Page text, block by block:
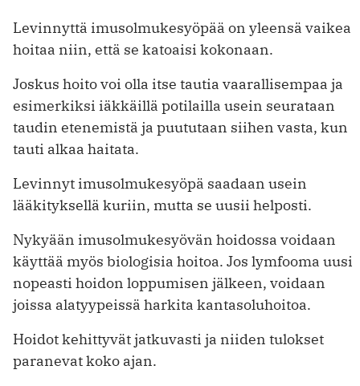
Levinnyttä imusolmukesyöpää on yleensä vaikea
hoitaa niin, että se katoaisi kokonaan.
Joskus hoito voi olla itse tautia vaarallisempaa ja
esimerkiksi iäkkäillä potilailla usein seurataan
taudin etenemistä ja puututaan siihen vasta, kun
tauti alkaa haitata.
Levinnyt imusolmukesyöpä saadaan usein
lääkityksellä kuriin, mutta se uusii helposti.
Nykyään imusolmukesyövän hoidossa voidaan
käyttää myös biologisia hoitoa. Jos lymfooma uusi
nopeasti hoidon loppumisen jälkeen, voidaan
joissa alatyypeissä harkita kantasoluhoitoa.
Hoidot kehittyvät jatkuvasti ja niiden tulokset
paranevat koko ajan.